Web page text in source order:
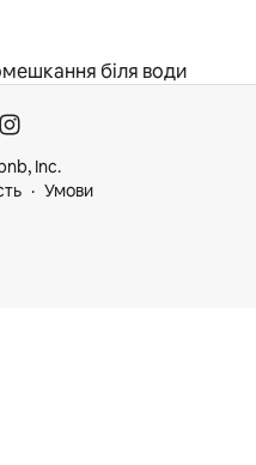
біля води
Inc.
Умови